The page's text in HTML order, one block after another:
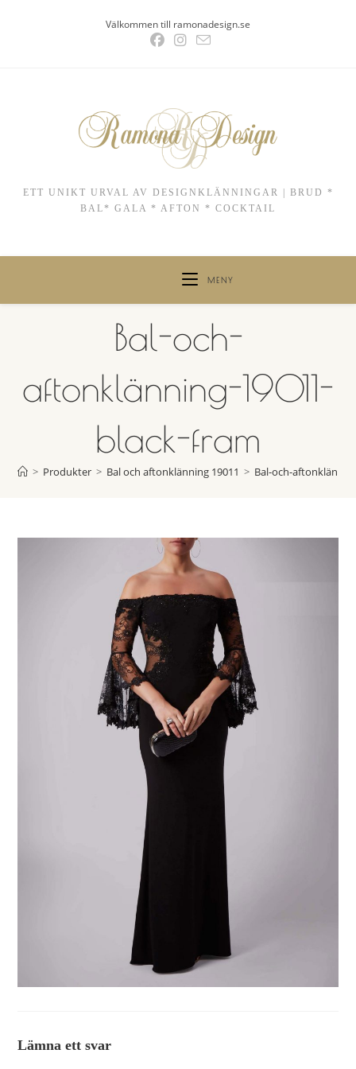
Välkommen till ramonadesign.se
ETT UNIKT URVAL AV DESIGNKLÄNNINGAR | BRUD *
BAL* GALA * AFTON * COCKTAIL
MENY
Bal-och-
aftonklänning-19011-
black-fram
> Produkter > Bal och aftonklänning 19011 > Bal-och-
Lämna ett svar